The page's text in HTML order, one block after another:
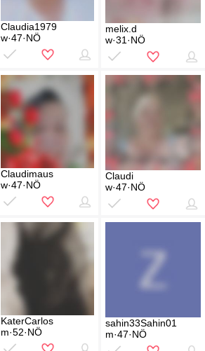
Claudia1979
w·47·NÖ
melix.d
w·31·NÖ
Claudimaus
w·47·NÖ
Claudi
w·47·NÖ
KaterCarlos
m·52·NÖ
sahin33Sahin01
m·47·NÖ